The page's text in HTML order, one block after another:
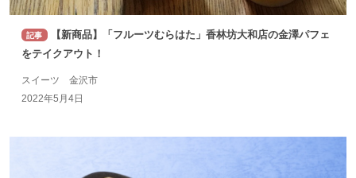
記事
【新商品】「フルーツむらはた」香林坊大和店の金澤パフェ
をテイクアウト！
スイーツ 金沢市
2022年5月4日